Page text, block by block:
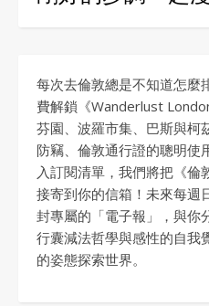
每次去倫敦總是不知道怎麼
費解鎖《Wanderlust
芬園、波羅市集、巴斯與柯
防竊、倫敦通行證的聰明使
入訂閱清單，我們將把《倫
接寄到你的信箱！未來每週
封專屬的「電子報」，與你
行囊減法哲學與感性的自我
的姿態探索世界。